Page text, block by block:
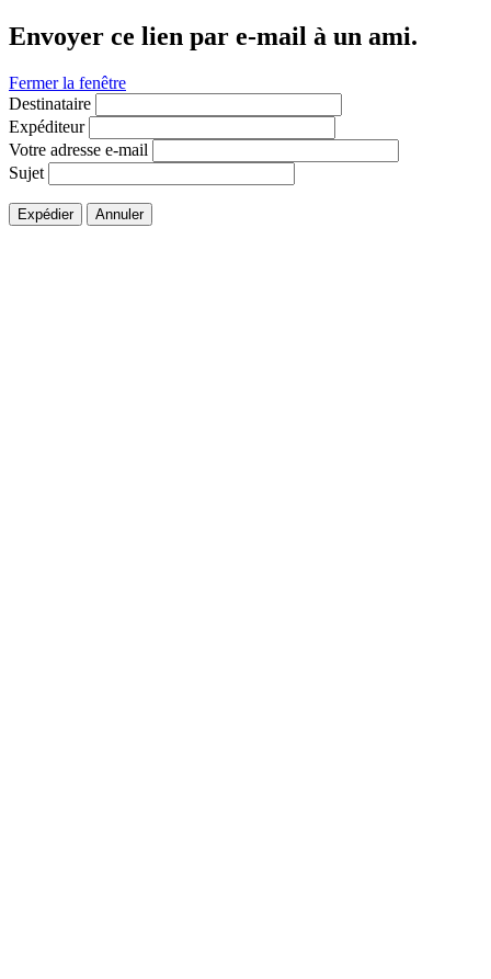
Envoyer ce lien par e-mail à un ami.
Fermer la fenêtre
Destinataire
Expéditeur
Votre adresse e-mail
Sujet
Expédier Annuler